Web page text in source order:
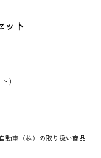
ット
）
動車（株）の取り扱い商品